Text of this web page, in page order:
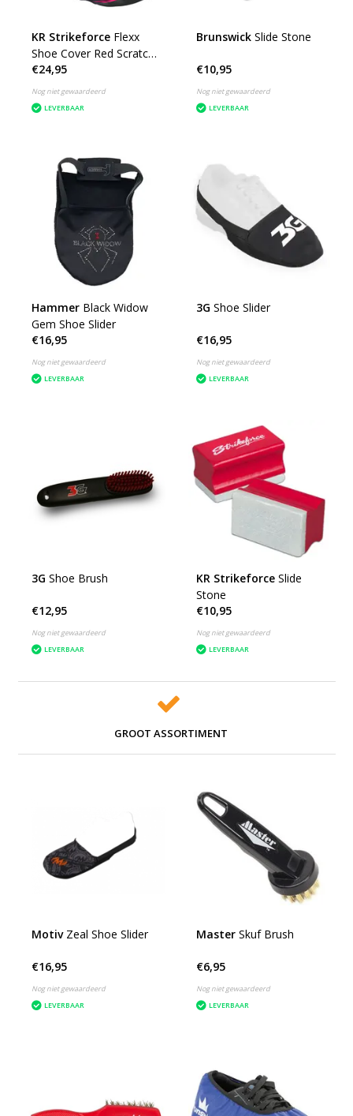
KR Strikeforce Flexx
Shoe Cover Red Scratch
(1 Paar)
€24,95
Nog niet gewaardeerd
LEVERBAAR
Brunswick Slide Stone
€10,95
Nog niet gewaardeerd
LEVERBAAR
Hammer Black Widow
Gem Shoe Slider
€16,95
Nog niet gewaardeerd
LEVERBAAR
3G Shoe Slider
€16,95
Nog niet gewaardeerd
LEVERBAAR
3G Shoe Brush
€12,95
Nog niet gewaardeerd
LEVERBAAR
KR Strikeforce Slide
Stone
€10,95
Nog niet gewaardeerd
LEVERBAAR
GROOT ASSORTIMENT
Motiv Zeal Shoe Slider
€16,95
Nog niet gewaardeerd
LEVERBAAR
Master Skuf Brush
€6,95
Nog niet gewaardeerd
LEVERBAAR